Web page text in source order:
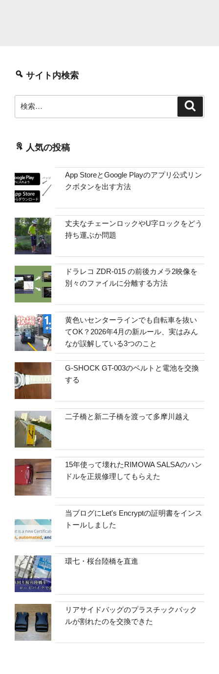
サイト内検索
索:
人気の投稿
App StoreとGoogle Playのアプリ公式リン
クボタンを出す方法
丈夫なチェーンロックやU字ロックをどう
持ち運ぶか問題
ドラレコ ZDR-015 の前後カメラ2映像を
別々のファイルに分離する方法
黄色いセンターラインでも自転車を抜い
てOK？2026年4月の新ルール、実はみん
なが誤解している3つのこと
G-SHOCK GT-003のベルトと電池を交換
する
二子橋と新二子橋を渡って多摩川越え
15年使って壊れたRIMOWA SALSAのハン
ドルを正規修理してもらえた
当ブログにLet's Encryptの証明書をインス
トールしました
環七・桜台陸橋を直進
リアサイドバッグのプラスチックバック
ルが割れたのを交換できた